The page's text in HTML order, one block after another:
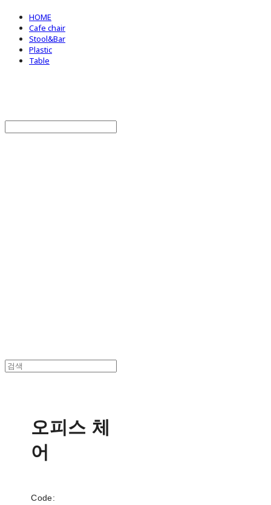
HOME
Cafe chair
Stool&Bar
Plastic
Table
오피스 체
어
Code: